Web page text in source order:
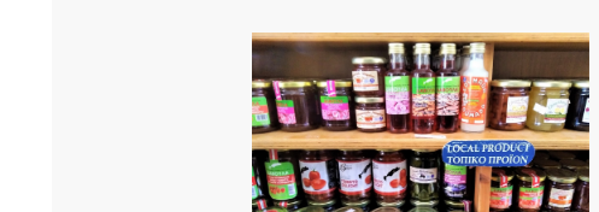
kuchni.